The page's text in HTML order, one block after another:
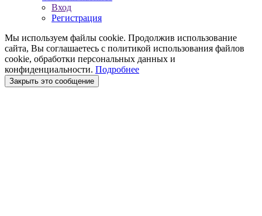
Вход
Регистрация
Мы используем файлы cookie. Продолжив использование
сайта, Вы соглашаетесь с политикой использования файлов
cookie, обработки персональных данных и
конфиденциальности. Подробнее
Закрыть это сообщение